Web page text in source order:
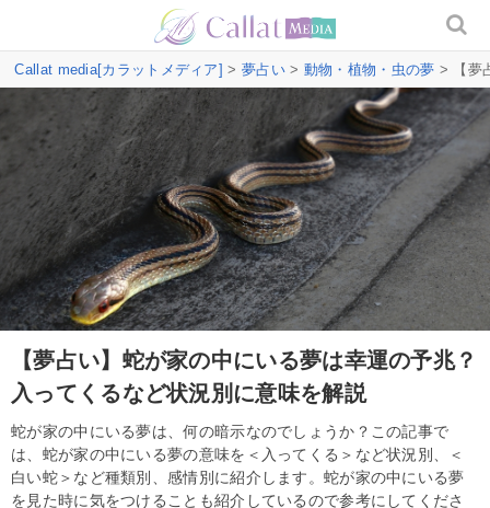
Callat media[カラットメディア] > 夢占い> 動物・植物・虫の夢 > 【夢
【夢占い】蛇が家の中にいる夢は幸運の予兆？
入ってくるなど状況別に意味を解説
蛇が家の中にいる夢は、何の暗示なのでしょうか？この記事で
は、蛇が家の中にいる夢の意味を＜入ってくる＞など状況別、＜
白い蛇＞など種類別、感情別に紹介します。蛇が家の中にいる夢
を見た時に気をつけることも紹介しているので参考にしてくださ